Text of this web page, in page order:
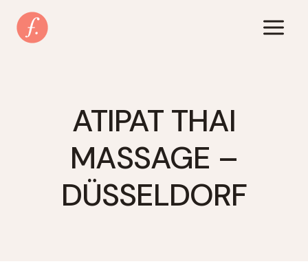
Inhalt
springen
ATIPAT THAI
MASSAGE –
DÜSSELDORF